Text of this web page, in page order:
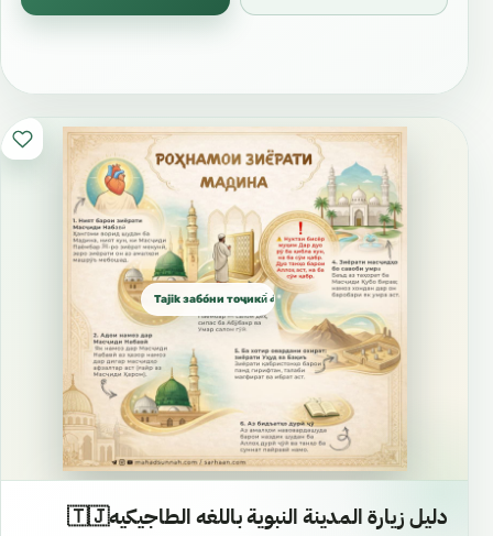
Tajik забо́ни тоҷикӣ́ الطاجيكية
دليل زيارة المدينة النبوية باللغه الطاجيكيه🇹🇯